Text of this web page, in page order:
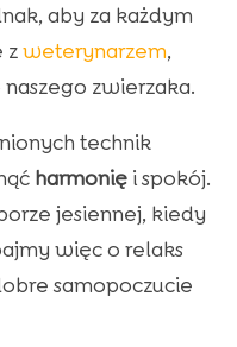
aby za każdym
zweterynarzem,
zwierzaka.
technik
harmonięi spokój.
jesiennej, kiedy
więc o relaks
samopoczucie